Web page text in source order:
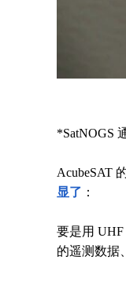
*SatNOGS
AcubeSAT
显了 ：
要是用
的遥测数据